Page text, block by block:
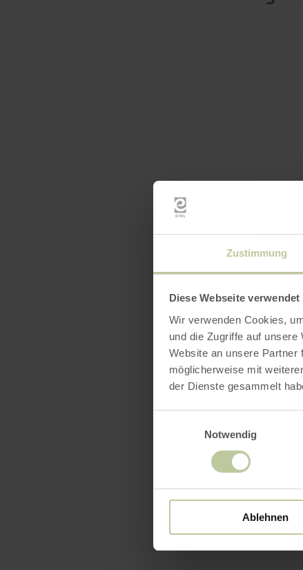
Zustimmung
Diese Webseite
Wir verwenden Cookies,
und die Zugriffe auf
Website an unsere Partner
möglicherweise mit
der Dienste gesammelt
Notwendig
Ablehnen